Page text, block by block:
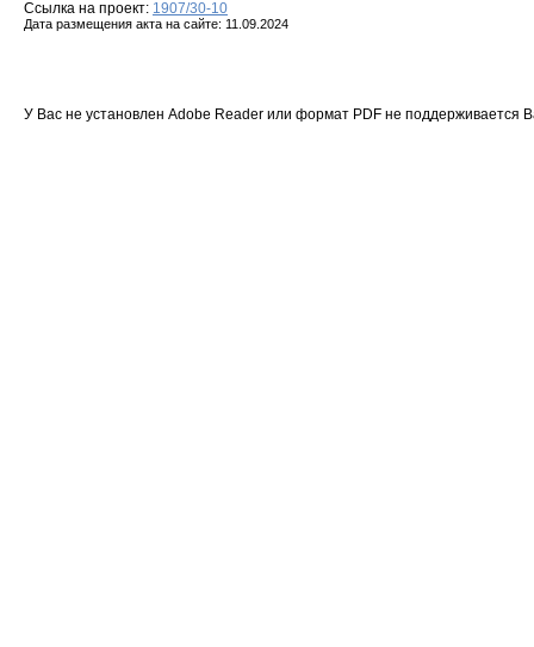
Ссылка на проект: 1907/30-10
Дата размещения акта на сайте: 11.09.2024
У Вас не установлен Adobe Reader или формат PDF не поддерживается